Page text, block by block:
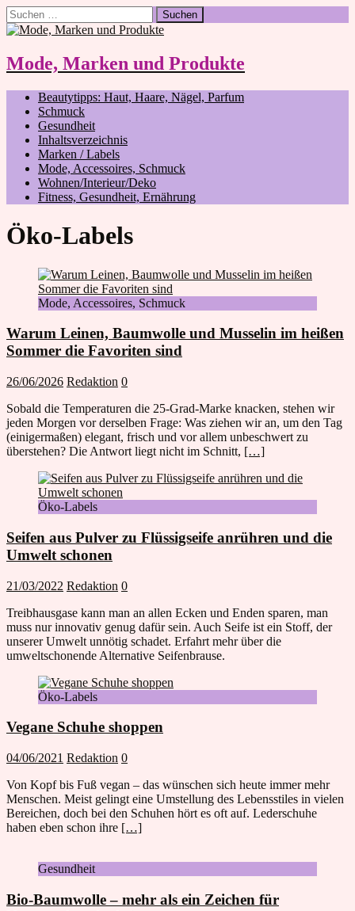
Suchen
nach:
Mode, Marken und Produkte
Beautytipps: Haut, Haare, Nägel, Parfum
Schmuck
Gesundheit
Inhaltsverzeichnis
Marken / Labels
Mode, Accessoires, Schmuck
Wohnen/Interieur/Deko
Fitness, Gesundheit, Ernährung
Öko-Labels
Mode, Accessoires, Schmuck
Warum Leinen, Baumwolle und Musselin im heißen
Sommer die Favoriten sind
26/06/2026 Redaktion 0
Sobald die Temperaturen die 25-Grad-Marke knacken, stehen wir
jeden Morgen vor derselben Frage: Was ziehen wir an, um den Tag
(einigermaßen) elegant, frisch und vor allem unbeschwert zu
überstehen? Die Antwort liegt nicht im Schnitt, […]
Öko-Labels
Seifen aus Pulver zu Flüssigseife anrühren und die
Umwelt schonen
21/03/2022 Redaktion 0
Treibhausgase kann man an allen Ecken und Enden sparen, man
muss nur innovativ genug dafür sein. Auch Seife ist ein Stoff, der
unserer Umwelt unnötig schadet. Erfahrt mehr über die
umweltschonende Alternative Seifenbrause.
Öko-Labels
Vegane Schuhe shoppen
04/06/2021 Redaktion 0
Von Kopf bis Fuß vegan – das wünschen sich heute immer mehr
Menschen. Meist gelingt eine Umstellung des Lebensstiles in vielen
Bereichen, doch bei den Schuhen hört es oft auf. Lederschuhe
haben eben schon ihre […]
Gesundheit
Bio-Baumwolle – mehr als ein Zeichen für